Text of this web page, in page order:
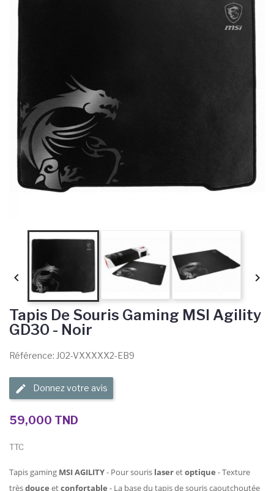
 
Tapis De Souris Gaming MSI Agility
GD30 - Noir
Référence: J02-VXXXXX2-EB9
Donnez votre avis
59,000 TND
TTC
Tapis gaming MSI AGILITY- Pour souris laseretoptique - Texture
trèsdouce etconfortable - La base du tapis de souris caoutchoutée